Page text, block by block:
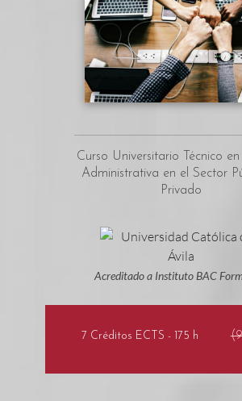
Curso Universitario Técnico
Administrativa en el Sector
Privado
Acreditado a Instituto BAC
7 Créditos ECTS - 175 h